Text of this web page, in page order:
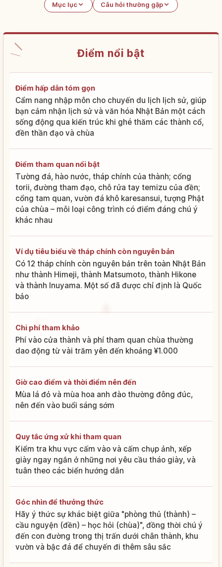
Mục lục Câu hỏi thường gặp
Điểm nổi bật
Điểm hấp dẫn tóm gọn
Cẩm nang nhập môn cho chuyến du lịch lịch sử, giúp
bạn cảm nhận lịch sử và văn hóa Nhật Bản một cách
sống động qua kiến trúc khi ghé thăm các thành cổ,
đền thần đạo và chùa
Điểm tham quan nổi bật
Tường đá, hào nước, tháp chính của thành; cổng
torii, đường tham đạo, chỗ rửa tay temizu của đền;
cổng tam quan, vườn đá khô karesansui, tượng Phật
của chùa – mỗi loại công trình có điểm đáng chú ý
khác nhau
Ví dụ tiêu biểu về tháp chính còn nguyên bản
Có 12 tháp chính còn nguyên bản trên toàn Nhật Bản
như thành Himeji, thành Matsumoto, thành Hikone
và thành Inuyama. Một số đã được chỉ định là Quốc
bảo
Chi phí tham khảo
Phí vào cửa thành và phí tham quan chùa thường
dao động từ vài trăm yên đến khoảng ¥1.000
Giờ cao điểm và thời điểm nên đến
Mùa lá đỏ và mùa hoa anh đào thường đông đúc,
nên đến vào buổi sáng sớm
Quy tắc ứng xử khi tham quan
Kiểm tra khu vực cấm vào và cấm chụp ảnh, xếp
giày ngay ngắn ở những nơi yêu cầu tháo giày, và
tuân theo các biển hướng dẫn
Góc nhìn để thưởng thức
Hãy ý thức sự khác biệt giữa "phòng thủ (thành) –
cầu nguyện (đền) – học hỏi (chùa)", đồng thời chú ý
đến con đường trong thị trấn dưới chân thành, khu
vườn và bậc đá để chuyến đi thêm sâu sắc